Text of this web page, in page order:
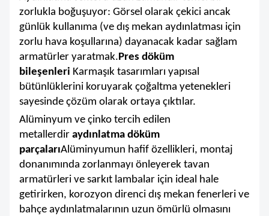
zorlukla boğuşuyor: Görsel olarak çekici ancak
günlük kullanıma (ve dış mekan aydınlatması için
zorlu hava koşullarına) dayanacak kadar sağlam
armatürler yaratmak.Pres döküm
bileşenleri Karmaşık tasarımları yapısal
bütünlüklerini koruyarak çoğaltma yetenekleri
sayesinde çözüm olarak ortaya çıktılar.
Alüminyum ve çinko tercih edilen
metallerdir aydınlatma döküm
parçalarıAlüminyumun hafif özellikleri, montaj
donanımında zorlanmayı önleyerek tavan
armatürleri ve sarkıt lambalar için ideal hale
getirirken, korozyon direnci dış mekan fenerleri ve
bahçe aydınlatmalarının uzun ömürlü olmasını